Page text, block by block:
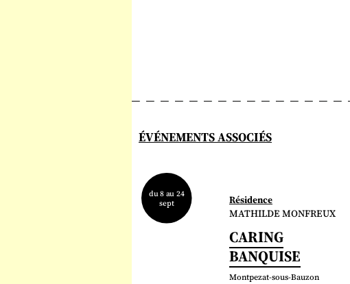
ÉVÉNEMENTS ASSOCIÉS
Résidence
du 8 au 24
sept
MATHILDE MONFREUX
CARING
BANQUISE
Montpezat-sous-Bauzon